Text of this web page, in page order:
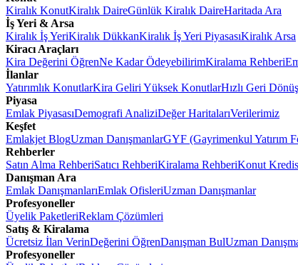
Kiralık KonutKiralık DaireGünlük Kiralık DaireHaritada Ara
İş Yeri & Arsa
Kiralık İş YeriKiralık DükkanKiralık İş Yeri PiyasasıKiralık Arsa
Kiracı Araçları
Kira Değerini ÖğrenNe Kadar ÖdeyebilirimKiralama Rehberi
İlanlar
Yatırımlık KonutlarKira Geliri Yüksek KonutlarHızlı Geri
Piyasa
Emlak PiyasasıDemografi AnaliziDeğer HaritalarıVerilerimiz
Keşfet
Emlakjet BlogUzman DanışmanlarGYF (Gayrimenkul Yatırım
Rehberler
Satın Alma RehberiSatıcı RehberiKiralama RehberiKonut
Danışman Ara
Emlak DanışmanlarıEmlak OfisleriUzman Danışmanlar
Profesyoneller
Üyelik PaketleriReklam Çözümleri
Satış & Kiralama
Ücretsiz İlan VerinDeğerini ÖğrenDanışman BulUzman
Profesyoneller